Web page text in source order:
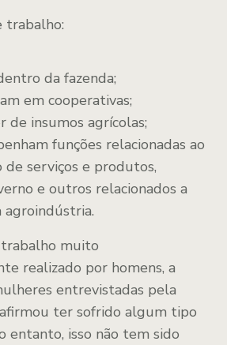
trabalho:
da fazenda;
em cooperativas;
de insumos agrícolas;
funções relacionadas ao
serviços e produtos,
e outros relacionados a
agroindústria.
muito
realizado por homens, a
entrevistadas pela
ter sofrido algum tipo
entanto, isso não tem sido